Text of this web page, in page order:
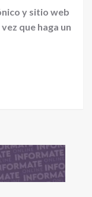
y sitio web
que haga un